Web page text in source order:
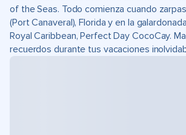
of the Seas. Todo comienza cuando
(Port Canaveral), Florida y en la
Royal Caribbean, Perfect Day CocoCay.
recuerdos durante tus vacaciones